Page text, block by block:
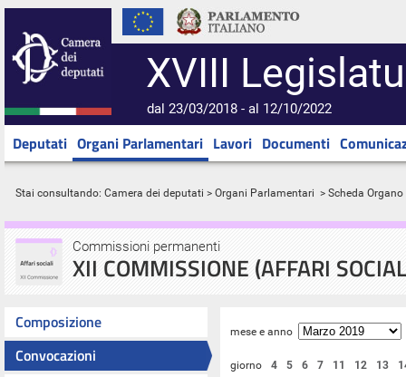
XVIII
dal 23/03/2018 - al 12/10/2022
Deputati Organi Parlamentari Lavori Documenti
Stai consultando: Camera dei deputati > Organi Parlamentari > Scheda Organo
Commissioni permanenti
XII COMMISSIONE (AFFARI
Composizione
Convocazioni
mese e anno
giorno 4 5 6 7 11 12 13